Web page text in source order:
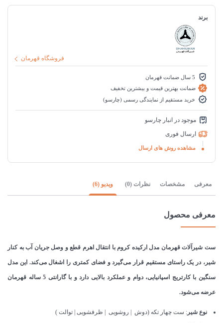
برند
فروشگاه قهرمان
5 سال ضمانت قهرمان
ضمانت بهترین قیمت و بیشترین تخفیف
خرید مستقیم از نمایندگی رسمی (چارسو)
موجود در انبار چارسو
ارسال فوری
مشاهده روش های ارسال
معرفی مشخصات نظرات (0) ویدیو (6)
معرفی محصول
ست شیرآلات قهرمان مدل ارکیده کروم با انتقال اهرم قطع و وصل جریان آب به کنار
شیر، در یک راستای مستقیم قرار می‌گیرد و فضای کمتری را اشغال می‌کند. این مدل
سنگین با کارتریج اسپانیایی، دوام و عملکرد بالایی دارد و با گارانتی 5 ساله قهرمان
عرضه می‌شود.
نوع شیر : ست چهار تکه (دوش | روشویی | ظرفشویی | توالت )